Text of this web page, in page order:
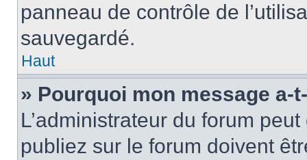
panneau de contrôle de
sauvegardé.
Haut
» Pourquoi mon message a-
L’administrateur du forum
publiez sur le forum doivent